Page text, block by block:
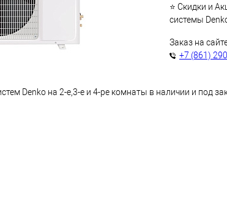
⭐ Скидки и
системы
Заказ на
+7 (861)
Denko на 2-е,3-е и 4-ре комнаты в наличии и под